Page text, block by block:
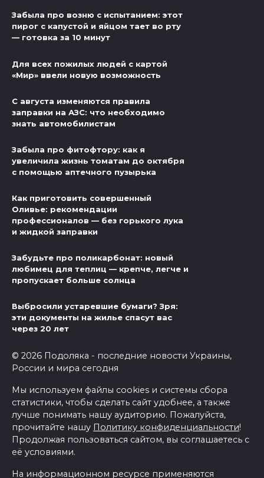
Забыла про возню с испытанием: этот
пирог с капустой и яйцом тает во рту
— готовка за 10 минут
Для всех пожилых людей с картой
«Мир» ввели новую возможность
С августа изменяются правила
заправки на АЗС: что необходимо
знать автомобилистам
Забыла про фитофтору: как я
увеличила жизнь томатам до октября
с помощью аптечного пузырька
Как приготовить совершенный
Оливье: рекомендации
профессионалов — без горького лука
и жидкой заправки
Забудьте про поликарбонат: новый
любимец для теплиц — крепче, легче и
пропускает больше солнца
Выбросили устаревшие бумаги? Зря:
эти документы на жилье спасут вас
через 20 лет
© 2026 Подоляка - последние новости Украины,
России и мира сегодня
Мы используем файлы cookies и системы сбора
статистики, чтобы сделать сайт удобнее, а также
лучше понимать нашу аудиторию. Пожалуйста,
прочитайте нашу Политику конфиденциальности!
Продолжая пользоваться сайтом, вы соглашаетесь с
её условиями.
На информационном ресурсе применяются